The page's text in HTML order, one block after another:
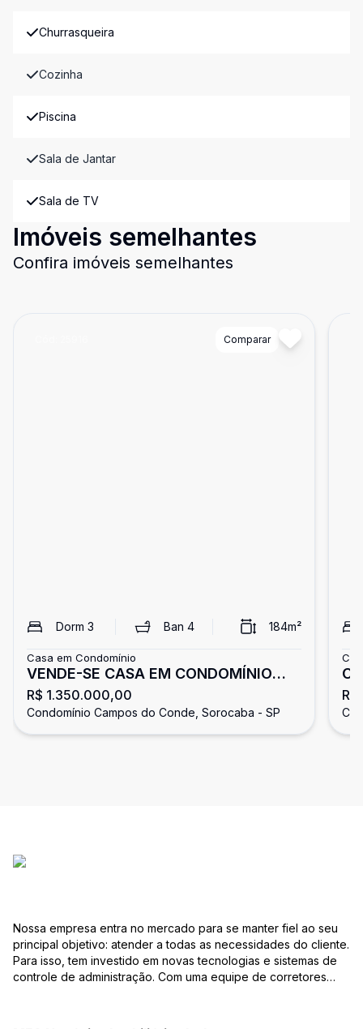
Churrasqueira
Cozinha
Piscina
Sala de Jantar
Sala de TV
Imóveis semelhantes
Confira imóveis semelhantes
Comparar
Dorm 3 Ban 4 184m²
Casa em Condomínio
VENDE-SE CASA EM CONDOMÍNIO
CAMPOS DO CONDE - 3 SUÍTES,
PISCINA COM HIDRO E ENERGIA
R$ 1.350.000,00
Condomínio Campos do Conde, Sorocaba - SP
Nossa empresa entra no mercado para se manter fiel ao seu
principal objetivo: atender a todas as necessidades do cliente.
Para isso, tem investido em novas tecnologias e sistemas de
controle de administração. Com uma equipe de corretores
comerciais, terrenos etc. para compra e venda. As consultas